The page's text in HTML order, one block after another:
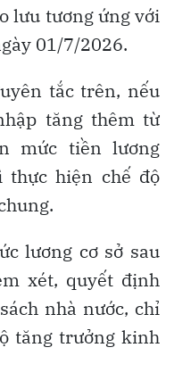
lưu tương ứng với
01/7/2026.
tắc trên, nếu
tăng thêm từ
mức tiền lương
thực hiện chế độ
lương cơ sở sau
xét, quyết định
nhà nước, chỉ
tăng trưởng kinh